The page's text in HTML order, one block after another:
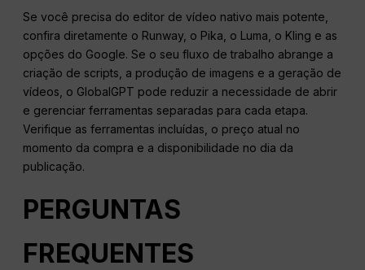
Se você precisa do editor de vídeo nativo mais potente,
confira diretamente o Runway, o Pika, o Luma, o Kling e as
opções do Google. Se o seu fluxo de trabalho abrange a
criação de scripts, a produção de imagens e a geração de
vídeos, o GlobalGPT pode reduzir a necessidade de abrir
e gerenciar ferramentas separadas para cada etapa.
Verifique as ferramentas incluídas, o preço atual no
momento da compra e a disponibilidade no dia da
publicação.
PERGUNTAS
FREQUENTES